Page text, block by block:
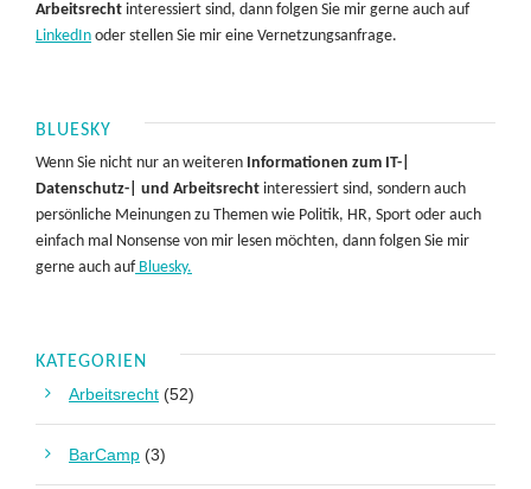
Arbeitsrecht interessiert sind, dann folgen Sie mir gerne auch auf
LinkedIn oder stellen Sie mir eine Vernetzungsanfrage.
BLUESKY
Wenn Sie nicht nur an weiteren Informationen zum IT-|
Datenschutz-| und Arbeitsrecht interessiert sind, sondern auch
persönliche Meinungen zu Themen wie Politik, HR, Sport oder auch
einfach mal Nonsense von mir lesen möchten, dann folgen Sie mir
gerne auch aufBluesky.
KATEGORIEN
Arbeitsrecht (52)
BarCamp (3)